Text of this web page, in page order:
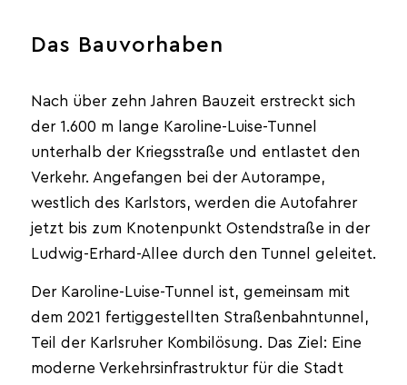
Das Bauvorhaben
Nach über zehn Jahren Bauzeit erstreckt sich
der 1.600 m lange Karoline-Luise-Tunnel
unterhalb der Kriegsstraße und entlastet den
Verkehr. Angefangen bei der Autorampe,
westlich des Karlstors, werden die Autofahrer
jetzt bis zum Knotenpunkt Ostendstraße in der
Ludwig-Erhard-Allee durch den Tunnel geleitet.
Der Karoline-Luise-Tunnel ist, gemeinsam mit
dem 2021 fertiggestellten Straßenbahntunnel,
Teil der Karlsruher Kombilösung. Das Ziel: Eine
moderne Verkehrsinfrastruktur für die Stadt